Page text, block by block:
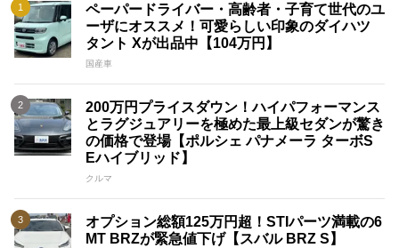
ペーパードライバー・高齢者・子育て世代のユ
ーザにオススメ！可愛らしい印象のダイハツ
タント Xが出品中【104万円】
国産車
200万円プライスダウン！ハイパフォーマンス
とラグジュアリーを極めた最上級セダンが驚き
の価格で登場【ポルシェ パナメーラ ターボS
Eハイブリッド】
クルマ
オプション総額125万円超！STIパーツ満載の6
MT BRZが緊急値下げ【スバル BRZ S】